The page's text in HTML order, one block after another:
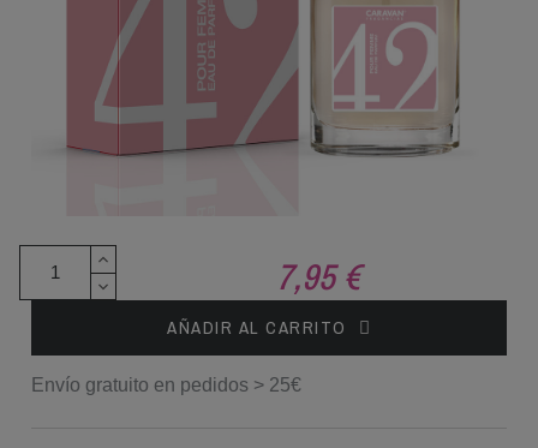
7,95 €
AÑADIR AL CARRITO
Envío gratuito en pedidos > 25€